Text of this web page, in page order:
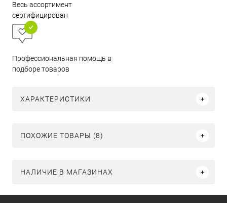
Весь ассортимент
сертифицирован
Профессиональная помощь в
подборе товаров
ХАРАКТЕРИСТИКИ
ПОХОЖИЕ ТОВАРЫ (8)
НАЛИЧИЕ В МАГАЗИНАХ